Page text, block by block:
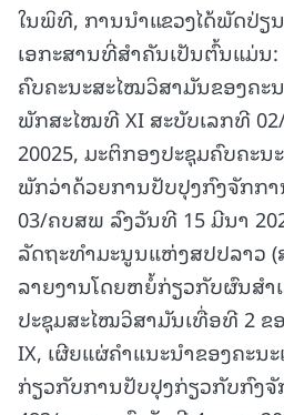
ໃນພິທີ, ການນຳແຂວງໄດ້ພັດປ່
ເອກະສານທີ່ສຳຄັນເປັນຕົ້ນແມ່ນ
ຄົບຄະນະສະໄໝວິສາມັນຂອງຄະ
ພັກສະໄໝທີ XI ສະບັບເລກທີ
20025, ມະຕິກອງປະຊຸມຄົບຄະ
ພັກວ່າດ້ວຍການປັບປຸງກົງຈັກກ
03/ຄບສພ ລົງວັນທີ 15 ມີນາ
ລັດຖະທຳມະນູນແຫ່ງສປປລາວ (
ລາຍງານໂດຍຫຍໍ້ກ່ຽວກັບຜົນສຳ
ປະຊຸມສະໄໝວິສາມັນເທື່ອທີ 2
IX, ເຜີຍແຜ່ຄຳແນະນຳຂອງຄະ
ກ່ຽວກັບການປັບປຸງກ່ຽວກັບກົງ